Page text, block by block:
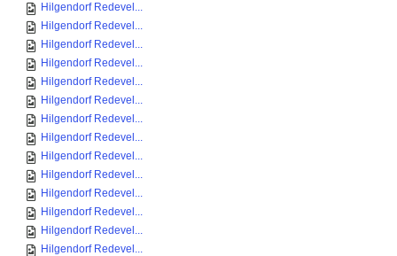
Hilgendorf Redevel...
Hilgendorf Redevel...
Hilgendorf Redevel...
Hilgendorf Redevel...
Hilgendorf Redevel...
Hilgendorf Redevel...
Hilgendorf Redevel...
Hilgendorf Redevel...
Hilgendorf Redevel...
Hilgendorf Redevel...
Hilgendorf Redevel...
Hilgendorf Redevel...
Hilgendorf Redevel...
Hilgendorf Redevel...